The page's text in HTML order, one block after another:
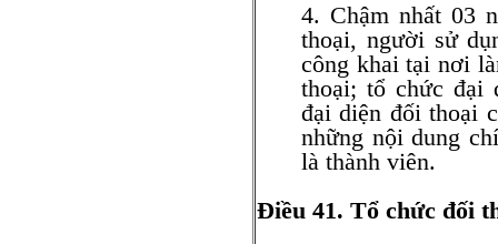
4. Chậm nhất 03
thoại, người sử
công khai tại nơi
thoại; tổ chức đại
đại diện đối thoại
những nội dung
là thành viên.
Điều 41. Tổ chức đối